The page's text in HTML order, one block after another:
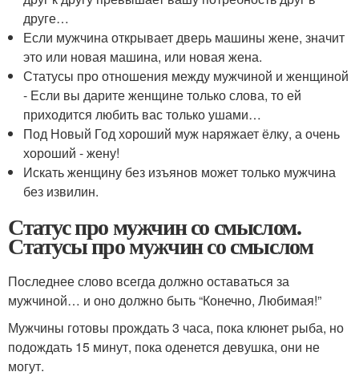
друге…
Если мужчина открывает дверь машины жене, значит
это или новая машина, или новая жена.
Статусы про отношения между мужчиной и женщиной
- Если вы дарите женщине только слова, то ей
приходится любить вас только ушами…
Под Новый Год хороший муж наряжает ёлку, а очень
хороший - жену!
Искать женщину без изъянов может только мужчина
без извилин.
Статус про мужчин со смыслом.
Статусы про мужчин со смыслом
Последнее слово всегда должно оставаться за
мужчиной… и оно должно быть “Конечно, Любимая!”
Мужчины готовы прождать 3 часа, пока клюнет рыба, но
подождать 15 минут, пока оденется девушка, они не
могут.